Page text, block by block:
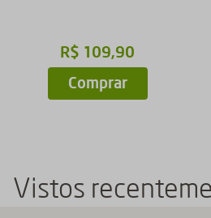
R$ 109,90
Comprar
Vistos